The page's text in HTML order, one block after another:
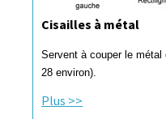
Cisailles à métal
Servent à couper le
28 environ).
Plus >>